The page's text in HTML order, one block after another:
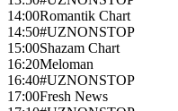
14:00Romantik Chart
14:50#UZNONSTOP
15:00Shazam Chart
16:20Meloman
16:40#UZNONSTOP
17:00Fresh News